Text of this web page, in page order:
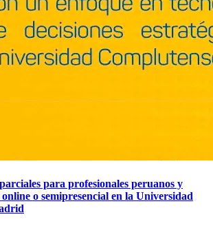
para profesionales peruanos y
o semipresencial en la Universidad